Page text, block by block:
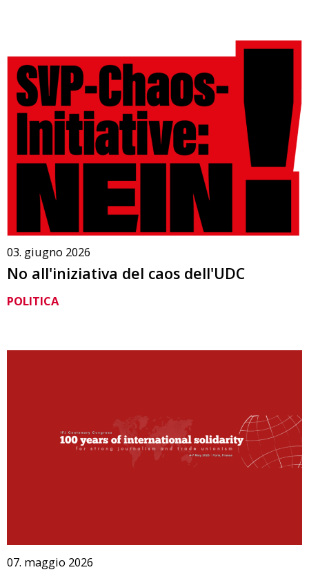
03. giugno 2026
No all'iniziativa del caos dell'UDC
POLITICA
07. maggio 2026